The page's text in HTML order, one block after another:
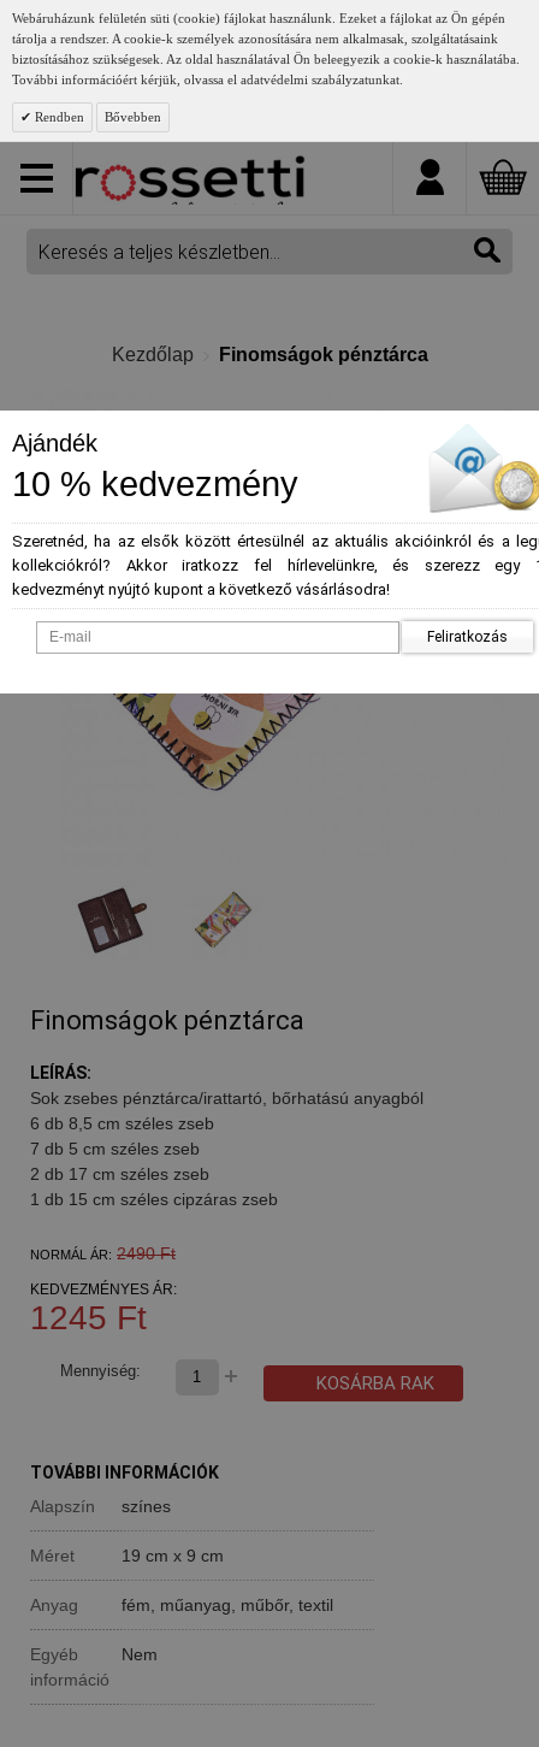
Webáruházunk felületén süti (cookie) fájlokat használunk. Ezeket a fájlokat az Ön gépén
tárolja a rendszer. A cookie-k személyek azonosítására nem alkalmasak, szolgáltatásaink
biztosításához szükségesek. Az oldal használatával Ön beleegyezik a cookie-k használatába.
További információért kérjük, olvassa el adatvédelmi szabályzatunkat.
Rendben Bővebben
Kezdőlap Finomságok pénztárca
Finomságok pénztárca
LEÍRÁS:
Sok zsebes pénztárca/irattartó, bőrhatású anyagból
6 db 8,5 cm széles zseb
7 db 5 cm széles zseb
2 db 17 cm széles zseb
1 db 15 cm széles cipzáras zseb
NORMÁL ÁR: 2490 Ft
KEDVEZMÉNYES ÁR:
1245 Ft
Mennyiség:
KOSÁRBA RAK
TOVÁBBI INFORMÁCIÓK
Alapszín
színes
Méret 19 cm x 9 cm
Anyag fém, műanyag, műbőr, textil
Egyéb
információ
Nem
Ajándék
10 % kedvezmény
Szeretnéd, ha az elsők között értesülnél az aktuális akcióinkról és a
kollekciókról? Akkor iratkozz fel hírlevelünkre, és szerezz egy
kedvezményt nyújtó kupont a következő vásárlásodra!
Feliratkozás